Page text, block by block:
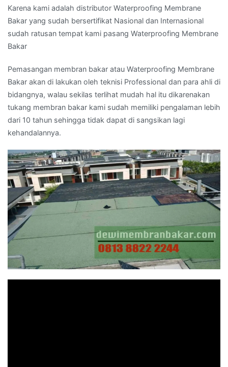
Karena kami adalah distributor Waterproofing Membrane
Bakar yang sudah bersertifikat Nasional dan Internasional
sudah ratusan tempat kami pasang Waterproofing Membrane
Bakar
Pemasangan membran bakar atau Waterproofing Membrane
Bakar akan di lakukan oleh teknisi Professional dan para ahli di
bidangnya, walau sekilas terlihat mudah hal itu dikarenakan
tukang membran bakar kami sudah memiliki pengalaman lebih
dari 10 tahun sehingga tidak dapat di sangsikan lagi
kehandalannya.